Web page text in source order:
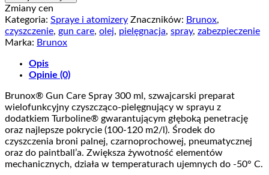
Brunox
Gun
Care
Turbo
300
ml
Zmiany cen
Kategoria: Spraye i atomizery Znaczników: Brunox,
czyszczenie, gun care, olej, pielęgnacja, spray, zabezpieczenie
Marka: Brunox
Opis
Opinie (0)
Brunox® Gun Care Spray 300 ml, szwajcarski preparat
wielofunkcyjny czyszcząco-pielęgnujący w sprayu z
dodatkiem Turboline® gwarantującym głęboką penetrację
oraz najlepsze pokrycie (100-120 m2/l). Środek do
czyszczenia broni palnej, czarnoprochowej, pneumatycznej
oraz do paintball’a. Zwiększa żywotność elementów
mechanicznych, działa w temperaturach ujemnych do -50° C.